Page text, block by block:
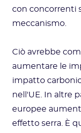
con concorrenti
meccanismo.
Ciò avrebbe
aumentare le
impatto
nell'UE. In altre
europee
effetto serra. È